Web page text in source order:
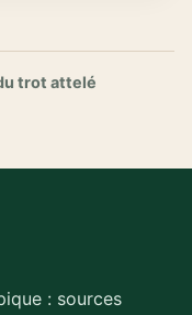
trot attelé
: sources